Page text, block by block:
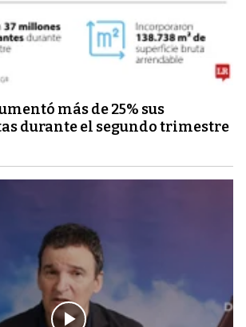
más de 25% sus
durante el segundo trimestre